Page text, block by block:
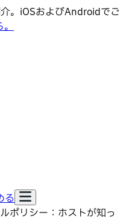
。iOSおよびAndroidでご
。
る
ポリシー：ホストが知っ